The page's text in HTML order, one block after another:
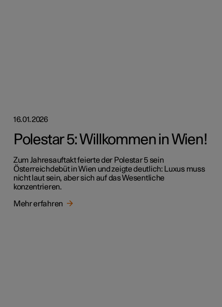
16.01.2026
Polestar 5: Willkommen in Wien!
Zum Jahresauftakt feierte der Polestar 5 sein
Österreichdebüt in Wien und zeigte deutlich: Luxus muss
nicht laut sein, aber sich auf das Wesentliche
konzentrieren.
Mehr erfahren